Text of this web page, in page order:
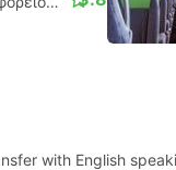
with English